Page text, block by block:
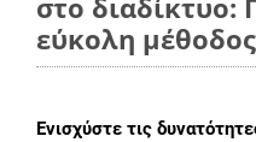
στο διαδίκτυο:
εύκολη μέθοδος
Ενισχύστε τις